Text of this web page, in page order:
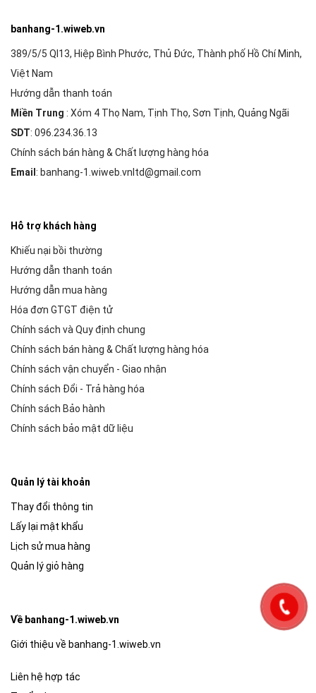
banhang-1.wiweb.vn
389/5/5 Ql13, Hiệp Bình Phước, Thủ Đức, Thành phố Hồ Chí Minh,
Việt Nam
Hướng dẫn thanh toán
Miền Trung : Xóm 4 Thọ Nam, Tịnh Thọ, Sơn Tịnh, Quảng Ngãi
SDT: 096.234.36.13
Chính sách bán hàng & Chất lượng hàng hóa
Email : banhang-1.wiweb.vnltd@gmail.com
Hỗ trợ khách hàng
Khiếu nại bồi thường
Hướng dẫn thanh toán
Hướng dẫn mua hàng
Hóa đơn GTGT điện tử
Chính sách và Quy định chung
Chính sách bán hàng & Chất lượng hàng hóa
Chính sách vận chuyển - Giao nhận
Chính sách Đổi - Trả hàng hóa
Chính sách Bảo hành
Chính sách bảo mật dữ liệu
Quản lý tài khoản
Thay đổi thông tin
Lấy lại mật khẩu
Lịch sử mua hàng
Quản lý giỏ hàng
Về banhang-1.wiweb.vn
Giới thiệu về banhang-1.wiweb.vn
Liên hệ hợp tác